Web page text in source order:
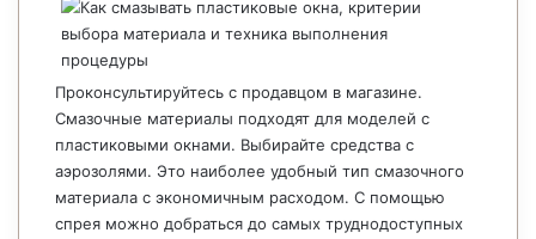
Проконсультируйтесь с продавцом в магазине.
Смазочные материалы подходят для моделей с
пластиковыми окнами. Выбирайте средства с
аэрозолями. Это наиболее удобный тип смазочного
материала с экономичным расходом. С помощью
спрея можно добраться до самых труднодоступных